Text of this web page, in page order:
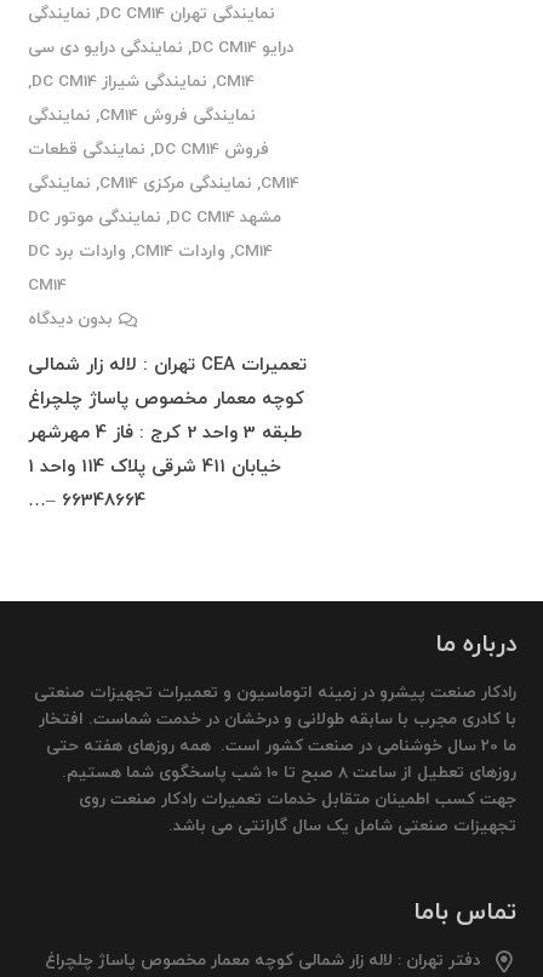
نمایندگی تهران DC CM14
, نمایندگی
درایو DC CM14
, نمایندگی درایو دی سی
CM14
, نمایندگی شیراز DC CM14
,
نمایندگی فروش CM14
, نمایندگی
فروش DC CM14
, نمایندگی قطعات
CM14
, نمایندگی مرکزی CM14 , نمایندگی
مشهد DC CM14
,
نمایندگی موتور DC
CM14
, واردات CM14 ,
واردات برد DC
CM14
بدون دیدگاه
تعمیرات CEA تهران : لاله زار شمالی
کوچه معمار مخصوص پاساژ چلچراغ
طبقه 3 واحد 2 کرج : فاز 4 مهرشهر
خیابان 411 شرقی پلاک 114 واحد 1
66348664 –…
درباره ما
رادکار صنعت پیشرو در زمینه اتوماسیون و تعمیرات تجهیزات صنعتی
با کادری مجرب با سابقه طولانی و درخشان در خدمت شماست. افتخار
ما 20 سال خوشنامی در صنعت کشور است. همه روزهای هفته حتی
روزهای تعطیل از ساعت 8 صبح تا 10 شب پاسخگوی شما هستیم.
جهت کسب اطمینان متقابل خدمات تعمیرات رادکار صنعت روی
تجهیزات صنعتی شامل یک سال گارانتی می باشد.
تماس باما
دفتر تهران : لاله زار شمالی کوچه معمار مخصوص پاساژ چلچراغ